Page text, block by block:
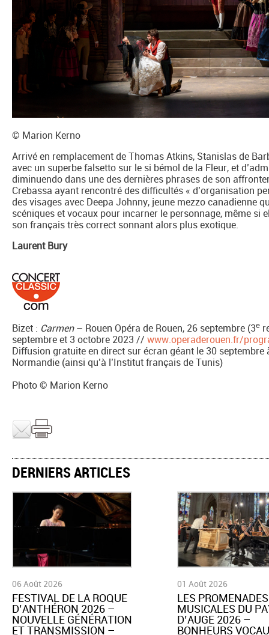
© Marion Kerno
Arrivé en remplacement de Thomas Atkins, Stanislas de
avec un superbe falsetto sur le si bémol de la Fleur, et
diminuendo dans une des dernières phrases de son
Crebassa ayant rencontré des difficultés « d’organisation
des visages avec Deepa Johnny, jeune mezzo canadienne
scéniques et vocaux pour incarner le personnage, même
son français très correct sonnant alors plus exotique.
Laurent Bury
Bizet : Carmen– Rouen Opéra de Rouen, 26 septembre (3e
septembre et 3 octobre 2023 // www.operaderouen.fr/
Diffusion gratuite en direct sur écran géant le 30 septembre
Normandie (ainsi qu’à l’Institut français de Tunis)
Photo © Marion Kerno
DERNIERS ARTICLES
06 Août 2026
​FESTIVAL DE LA ROQUE
D’ANTHÉRON 2026 –
NOUVELLE GÉNÉRATION
ET TRANSMISSION –
01 Août 2026
LES PROMENADES
MUSICALES DU
D’AUGE 2026 –
BONHEURS